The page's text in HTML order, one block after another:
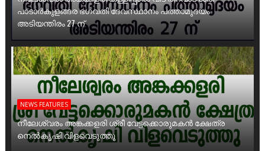
പാടാർകുളങ്ങര ഭഗവതി ദേവസ്ഥാനം പത്താമുദയം
അടിയന്തിരം 27 ന്
NEWS FEATURES
നീലേശ്വരം അങ്കക്കളരി ശ്രീ വേട്ടക്കൊരുമകൻ ക്ഷേത്ര
നെൽകൃഷി വിളവെടുത്തു